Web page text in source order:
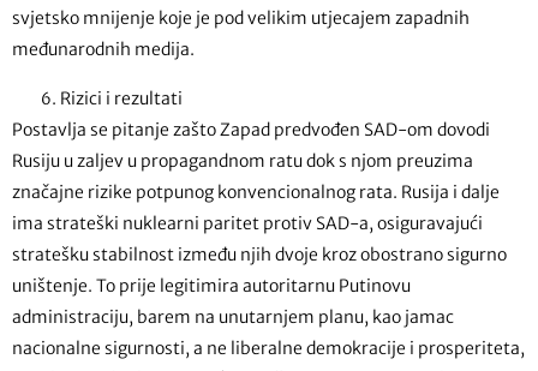
svjetsko mnijenje koje je pod velikim utjecajem zapadnih
međunarodnih medija.
Rizici i rezultati
Postavlja se pitanje zašto Zapad predvođen SAD-om dovodi
Rusiju u zaljev u propagandnom ratu dok s njom preuzima
značajne rizike potpunog konvencionalnog rata. Rusija i dalje
ima strateški nuklearni paritet protiv SAD-a, osiguravajući
stratešku stabilnost između njih dvoje kroz obostrano sigurno
uništenje. To prije legitimira autoritarnu Putinovu
administraciju, barem na unutarnjem planu, kao jamac
nacionalne sigurnosti, a ne liberalne demokracije i prosperiteta,